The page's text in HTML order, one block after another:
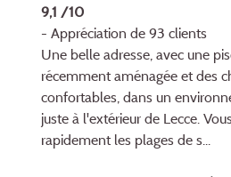
9,1 /10
- Appréciation de 93 clients
Une belle adresse, avec une
récemment aménagée et des
confortables, dans un
juste à l'extérieur de Lecce.
rapidement les plages de s...